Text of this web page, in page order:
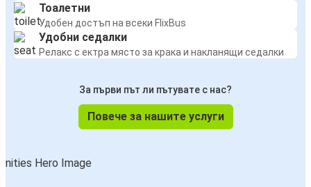
Тоалетни
Удобен достъп на всеки FlixBus
Удобни седалки
Релакс с ектра място за крака и накланящи седалки
За първи път ли пътувате с нас?
Повече за нашите услуги